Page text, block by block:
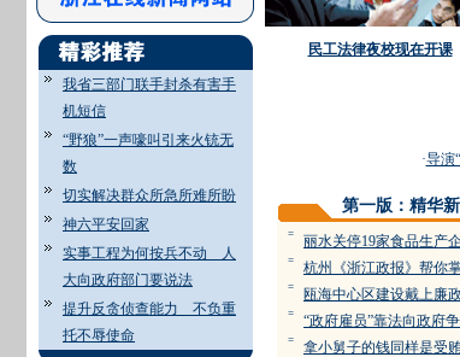
我省三部门联手封杀有害手
机短信
“野狼”一声嚎叫引来火铳无
数
切实解决群众所急所难所盼
神六平安回家
实事工程为何按兵不动 人
大向政府部门要说法
提升反贪侦查能力 不负重
托不辱使命
民工法律夜校现在开课
导演“
第一版：精华
= 丽水关停19家食品生产
= 杭州《浙江政报》帮你
= 瓯海中心区建设戴上廉
= “政府雇员”靠法向政府
= 拿小舅子的钱同样是受